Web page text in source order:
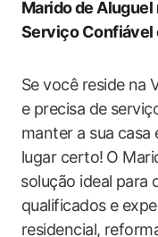
Marido ⁣de Aluguel
Serviço Confiável
Se você reside na
e precisa‍ de
manter a sua
lugar certo! ⁤O
⁢solução ​ideal para
qualificados e
residencial,